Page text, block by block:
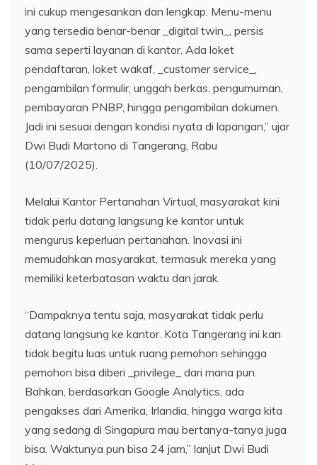
ini cukup mengesankan dan lengkap. Menu-menu
yang tersedia benar-benar _digital twin_, persis
sama seperti layanan di kantor. Ada loket
pendaftaran, loket wakaf, _customer service_,
pengambilan formulir, unggah berkas, pengumuman,
pembayaran PNBP, hingga pengambilan dokumen.
Jadi ini sesuai dengan kondisi nyata di lapangan,” ujar
Dwi Budi Martono di Tangerang, Rabu
(10/07/2025).
Melalui Kantor Pertanahan Virtual, masyarakat kini
tidak perlu datang langsung ke kantor untuk
mengurus keperluan pertanahan. Inovasi ini
memudahkan masyarakat, termasuk mereka yang
memiliki keterbatasan waktu dan jarak.
“Dampaknya tentu saja, masyarakat tidak perlu
datang langsung ke kantor. Kota Tangerang ini kan
tidak begitu luas untuk ruang pemohon sehingga
pemohon bisa diberi _privilege_ dari mana pun.
Bahkan, berdasarkan Google Analytics, ada
pengakses dari Amerika, Irlandia, hingga warga kita
yang sedang di Singapura mau bertanya-tanya juga
bisa. Waktunya pun bisa 24 jam,” lanjut Dwi Budi